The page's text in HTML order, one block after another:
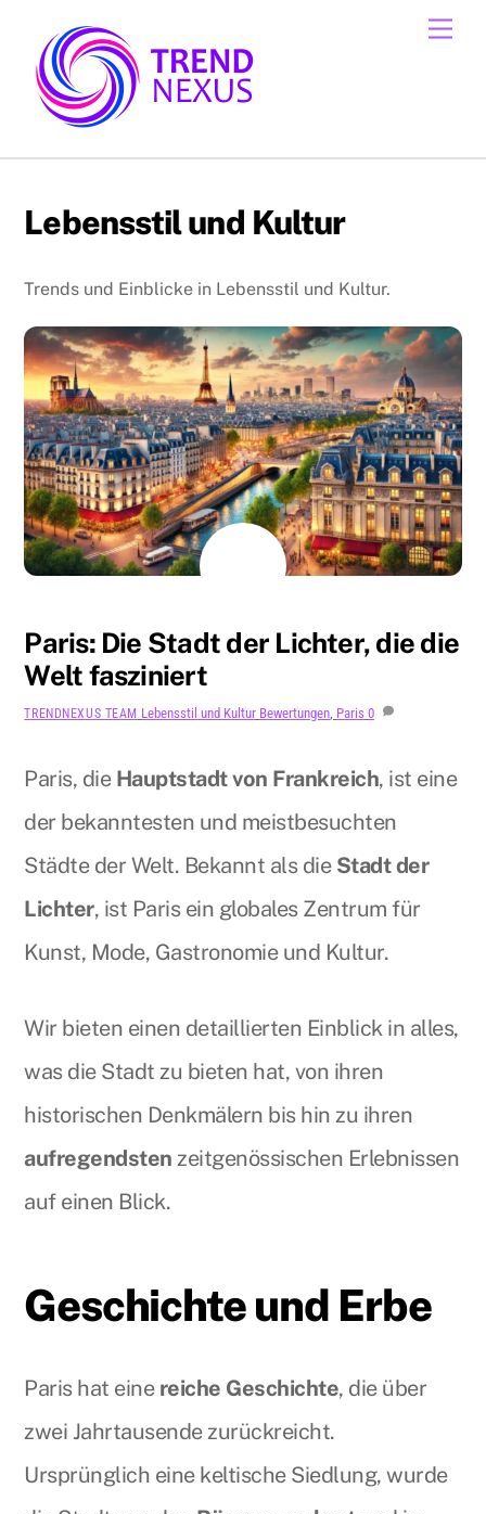
content
Lebensstil und Kultur
Trends und Einblicke in Lebensstil und Kultur.
Paris: Die Stadt der Lichter, die die
Welt fasziniert
TRENDNEXUS TEAM Lebensstil und Kultur Bewertungen, Paris 0
Paris, die Hauptstadt von Frankreich, ist eine
der bekanntesten und meistbesuchten
Städte der Welt. Bekannt als die Stadt der
Lichter, ist Paris ein globales Zentrum für
Kunst, Mode, Gastronomie und Kultur.
Wir bieten einen detaillierten Einblick in alles,
was die Stadt zu bieten hat, von ihren
historischen Denkmälern bis hin zu ihren
aufregendstenzeitgenössischen Erlebnissen
auf einen Blick.
Geschichte und Erbe
Paris hat eine reiche Geschichte, die über
zwei Jahrtausende zurückreicht.
Ursprünglich eine keltische Siedlung, wurde